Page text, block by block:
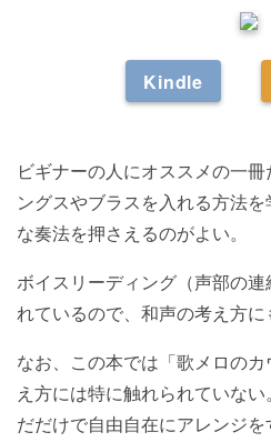
Kindle
ビギナーの人にオススメの一
ングスやブラスを入れる方法
な奏法を押さえるのがよい。
ボイスリーディング（声部の
れているので、和声の考え方に
なお、この本では「歌メロの
え方には特に触れられていな
だだけで自由自在にアレンジ